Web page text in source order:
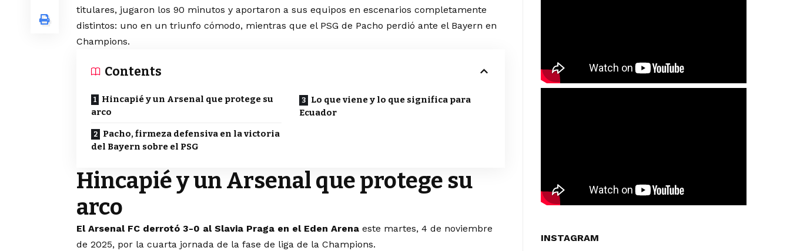
titulares, jugaron los 90 minutos y aportaron a sus equipos en escenarios completamente
distintos: uno en un triunfo cómodo, mientras que el PSG de Pacho perdió ante el Bayern en
Champions.
Contents
Hincapié y un Arsenal que protege su
arco
Pacho, firmeza defensiva en la victoria
del Bayern sobre el PSG
Lo que viene y lo que significa para
Ecuador
Hincapié y un Arsenal que protege su
arco
El Arsenal FC derrotó 3-0 al Slavia Praga en el Eden Arena este martes, 4 de noviembre
de 2025, por la cuarta jornada de la fase de liga de la Champions.
INSTAGRAM